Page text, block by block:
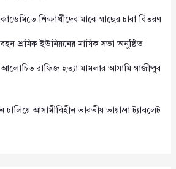
শিক্ষার্থীদের মাঝে গাছের চারা বিতরণ
শ্রমিক ইউনিয়নের মাসিক সভা অনুষ্ঠিত
আলোচিত রাফিজ হত্যা মামলার আসামি গাজীপুর
চালিয়ে আসামীবিহীন ভারতীয় ভায়াগ্রা ট্যাবলেট